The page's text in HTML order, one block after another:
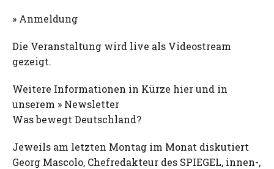
» Anmeldung
Die Veranstaltung wird live als Videostream
gezeigt.
Weitere Informationen in Kürze hier und in
unserem » Newsletter
Was bewegt Deutschland?
Jeweils am letzten Montag im Monat diskutiert
Georg Mascolo, Chefredakteur des SPIEGEL, innen-,